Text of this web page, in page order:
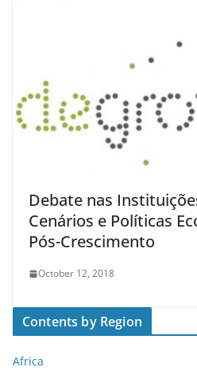
Debate nas
Cenários e Políticas
Pós-Crescimento
October 12, 2018
Contents by Region
Africa